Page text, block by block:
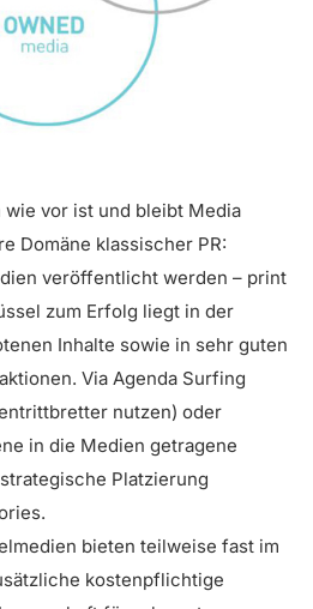
wie vor ist und bleibt Media
Domäne klassischer PR:
veröffentlicht werden – print
zum Erfolg liegt in der
Inhalte sowie in sehr guten
Via Agenda Surfing
nutzen) oder
in die Medien getragene
Platzierung
bieten teilweise fast im
kostenpflichtige